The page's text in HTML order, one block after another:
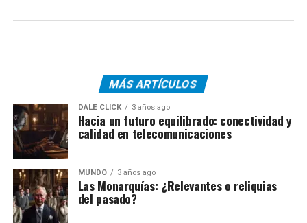
MÁS ARTÍCULOS
DALE CLICK 3 años ago
Hacia un futuro equilibrado: conectividad y
calidad en telecomunicaciones
MUNDO 3 años ago
Las Monarquías: ¿Relevantes o reliquias
del pasado?